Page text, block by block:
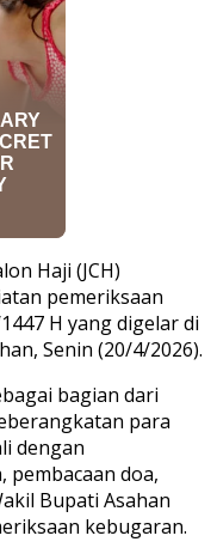
Haji (JCH)
pemeriksaan
H yang digelar di
Senin (20/4/2026).
bagian dari
para
dengan
pembacaan doa,
Bupati Asahan
kebugaran.